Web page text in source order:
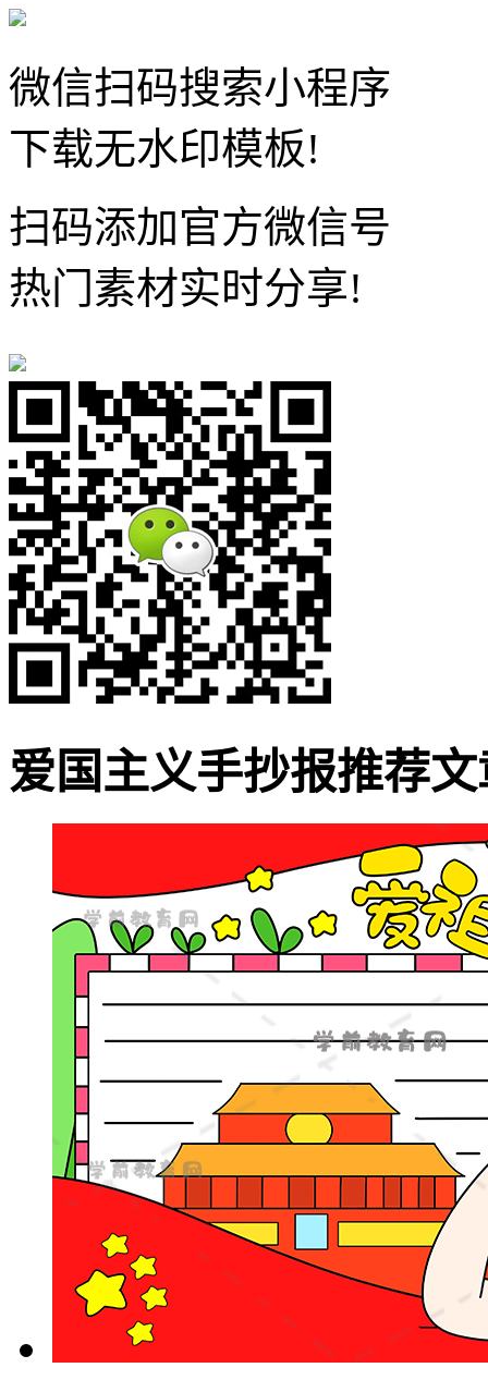
微信扫码搜索小程序
下载无水印模板!
扫码添加官方微信号
热门素材实时分享!
爱国主义手抄报推荐文